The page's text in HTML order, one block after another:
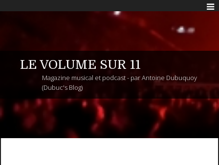
LE VOLUME SUR 11
Magazine musical et podcast - par Antoine Dubuquoy
(Dubuc's Blog)